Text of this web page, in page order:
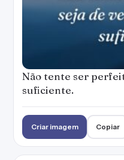
Não tente ser
suficiente.
Criar imagem Copiar